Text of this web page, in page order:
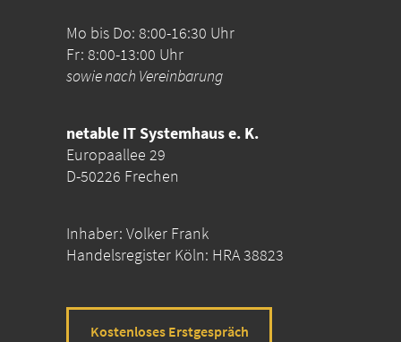
Mo bis Do: 8:00-16:30 Uhr
Fr: 8:00-13:00 Uhr
sowie nach Vereinbarung
netable IT Systemhaus e. K.
Europaallee 29
D-50226 Frechen
Inhaber: Volker Frank
Handelsregister Köln: HRA 38823
Kostenloses Erstgespräch